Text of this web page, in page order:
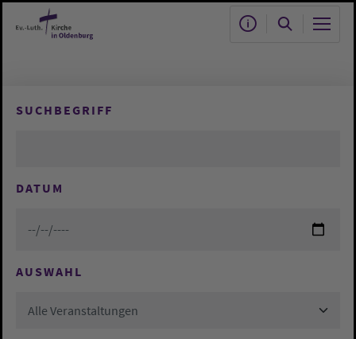
Zum Hauptinhalt springen
SUCHBEGRIFF
DATUM
AUSWAHL
Alle Veranstaltungen